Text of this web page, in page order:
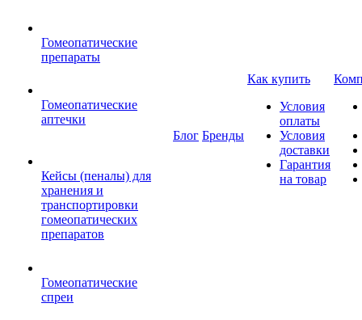
Гомеопатические
препараты
Гомеопатические
аптечки
Кейсы (пеналы) для
хранения и
транспортировки
гомеопатических
препаратов
Гомеопатические
спреи
Блог Бренды
Как купить
Условия
оплаты
Условия
доставки
Гарантия
на товар